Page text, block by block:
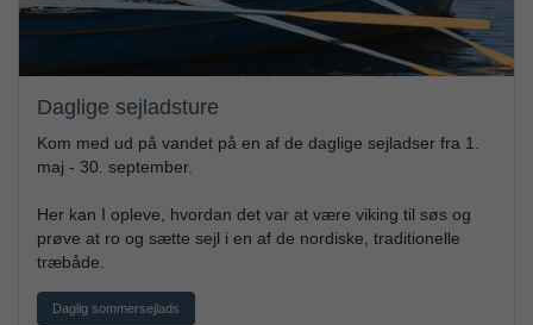
Daglige sejladsture
Kom med ud på vandet på en af de daglige sejladser fra 1.
maj - 30. september.
Her kan I opleve, hvordan det var at være viking til søs og
prøve at ro og sætte sejl i en af de nordiske, traditionelle
træbåde.
Daglig sommersejlads